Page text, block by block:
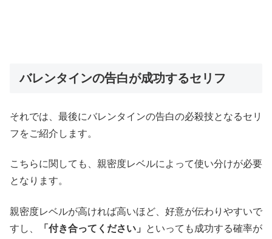
バレンタインの告白が成功するセリフ
それでは、最後にバレンタインの告白の必殺技となるセリ
フをご紹介します。
こちらに関しても、親密度レベルによって使い分けが必要
となります。
親密度レベルが高ければ高いほど、好意が伝わりやすいで
すし、
「付き合ってください」
といっても成功する確率が